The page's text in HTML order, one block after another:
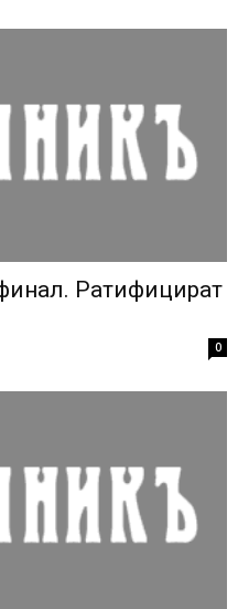
Ратифицират
0